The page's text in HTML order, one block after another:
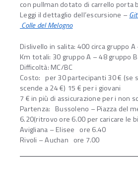
con pullman dotato di carrello porta
Leggi il dettaglio dell’escursione –
Colle del Melogno
Dislivello in salita: 400 circa gruppo
Km totali: 30 gruppo A – 48 gruppo B
Difficoltà: MC/BC
Costo: per 30 partecipanti 30 € (se
scende a 24 €) 15 € per i giovani
7 € in più di assicurazione per i non
Partenza: Bussoleno – Piazza del
6.20(ritrovo ore 6.00 per caricare le
Avigliana – Elisee ore 6.40
Rivoli – Auchan ore 7.00